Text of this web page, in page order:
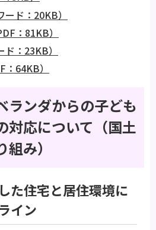
ド：20KB）
：81KB）
：23KB）
64KB）
ランダからの子ども
対応について（国土
み）
た住宅と居住環境に
イン